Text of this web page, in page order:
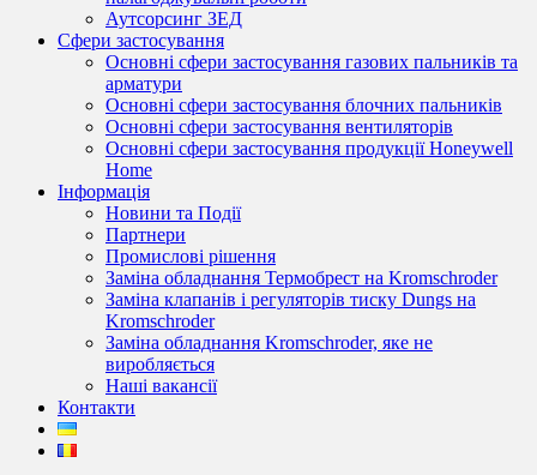
Аутсорсинг ЗЕД
Сфери застосування
Основні сфери застосування газових пальників та
арматури
Основні сфери застосування блочних пальників
Основні сфери застосування вентиляторів
Основні сфери застосування продукції Honeywell
Home
Інформація
Новини та Події
Партнери
Промислові рішення
Заміна обладнання Термобрест на Kromschroder
Заміна клапанів і регуляторів тиску Dungs на
Kromschroder
Заміна обладнання Kromschroder, яке не
виробляється
Наші вакансії
Контакти